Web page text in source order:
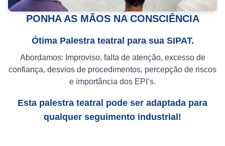
PONHA AS MÃOS NA CONSCIÊNCIA
Ótima Palestra teatral para sua SIPAT.
Abordamos: Improviso, falta de atenção, excesso de
confiança, desvios de procedimentos, percepção de riscos
e importância dos EPI’s.
Esta palestra teatral pode ser adaptada para
qualquer seguimento industrial!